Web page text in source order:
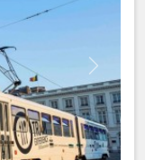
Avanti